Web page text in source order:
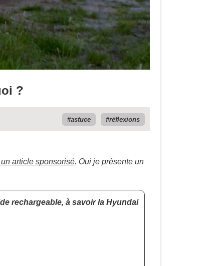
?
astuce réflexions
un article sponsorisé. Oui je présente un
rechargeable, à savoir la Hyundai